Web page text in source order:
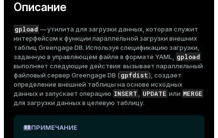
Описание
gpload — утилита для загрузки данных, которая служит
интерфейсом к функции параллельной загрузки внешних
таблиц Greengage DB. Используя спецификацию загрузки,
заданную в управляющем файле в формате YAML, gpload
выполняет следующие действия: вызывает параллельный
файловый сервер Greengage DB (gpfdist), создает
определение внешней таблицы на основе исходных
данных и запускает операцию INSERT , UPDATE или MERGE
для загрузки данных в целевую таблицу.
ПРИМЕЧАНИЕ